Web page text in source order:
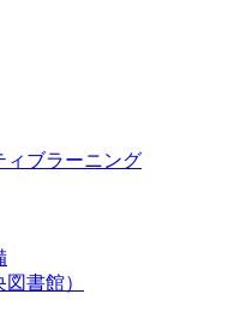
ィブラーニング
書館）